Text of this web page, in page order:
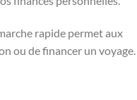
rapide permet aux
ou de financer un voyage.